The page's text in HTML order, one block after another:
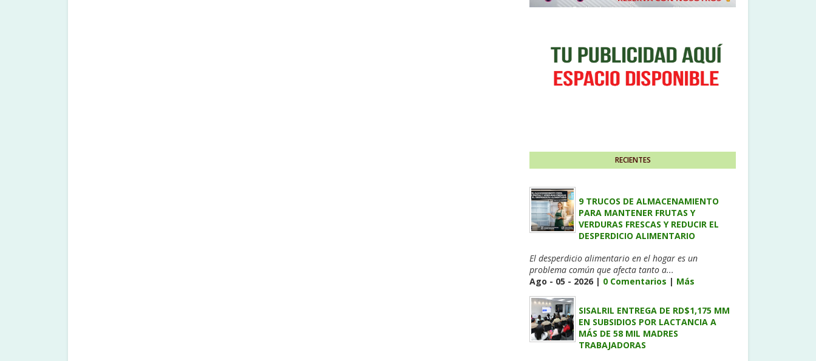
RECIENTES
9 TRUCOS DE ALMACENAMIENTO
PARA MANTENER FRUTAS Y
VERDURAS FRESCAS Y REDUCIR EL
DESPERDICIO ALIMENTARIO
El desperdicio alimentario en el hogar es un
problema común que afecta tanto a...
Ago - 05 - 2026 | 0 Comentarios | Más
SISALRIL ENTREGA DE RD$1,175 MM
EN SUBSIDIOS POR LACTANCIA A
MÁS DE 58 MIL MADRES
TRABAJADORAS